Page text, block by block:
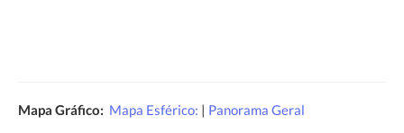
Mapa Gráfico: Mapa Esférico: | Panorama Geral